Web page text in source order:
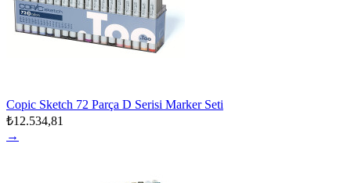
Copic Sketch 72 Parça D Serisi Marker Seti
₺12.534,81
→